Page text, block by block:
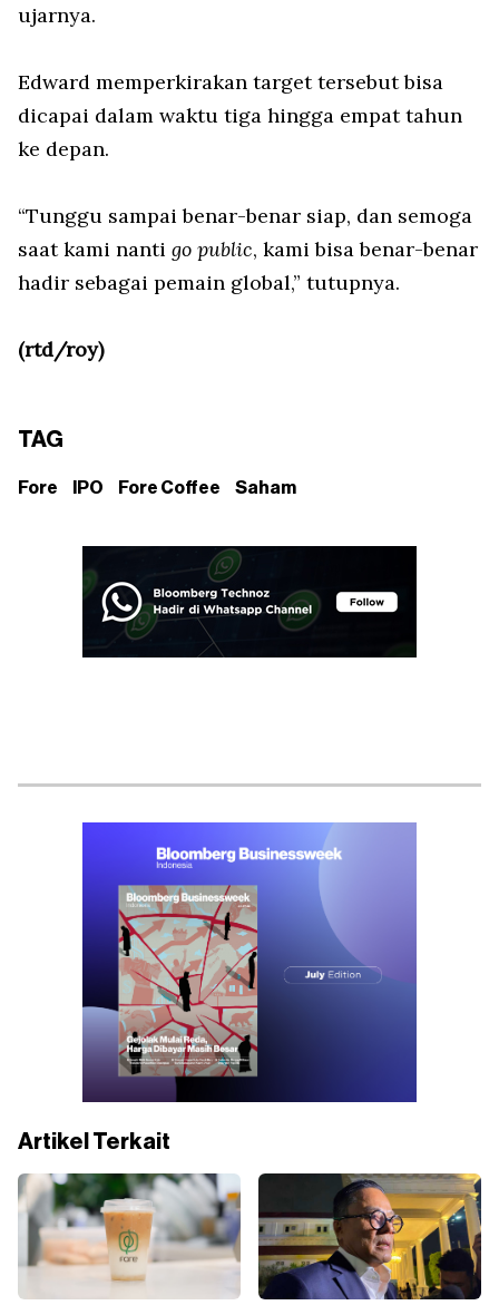
ujarnya.
Edward memperkirakan target tersebut bisa
dicapai dalam waktu tiga hingga empat tahun
ke depan.
“Tunggu sampai benar-benar siap, dan semoga
saat kami nanti go public, kami bisa benar-benar
hadir sebagai pemain global,” tutupnya.
(rtd/roy)
TAG
Fore IPO Fore Coffee Saham
Artikel Terkait